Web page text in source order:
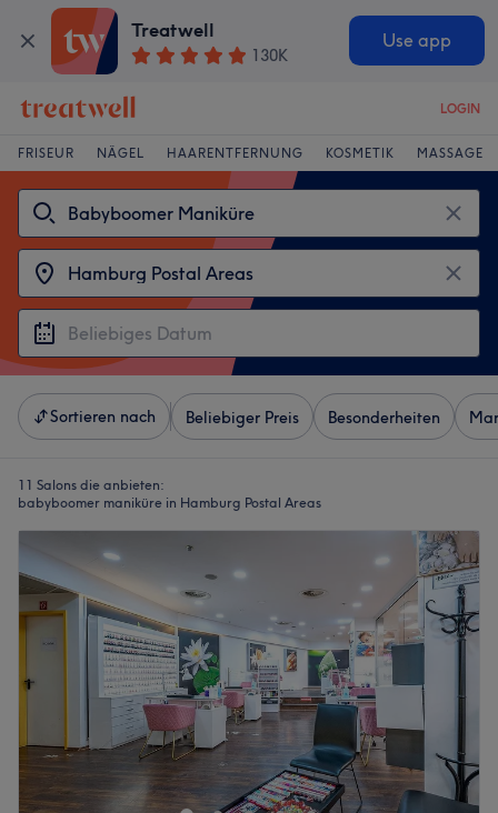
Treatwell
130K
Use app
LOGIN
FRISEUR NÄGEL HAARENTFERNUNG KOSMETIK MASSAGE
Sortieren nach Beliebiger Preis Besonderheiten
11 Salons die anbieten:
babyboomer maniküre in Hamburg Postal Areas